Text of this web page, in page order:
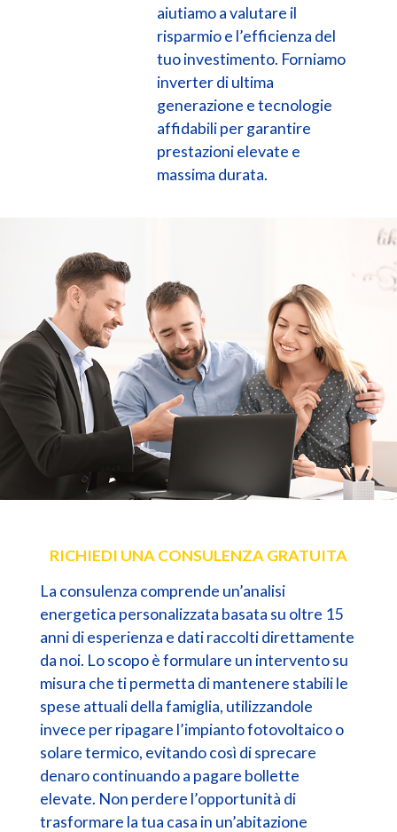
aiutiamo a valutare il
risparmio e l’efficienza del
tuo investimento. Forniamo
inverter di ultima
generazione e tecnologie
affidabili per garantire
prestazioni elevate e
massima durata.
RICHIEDI UNA CONSULENZA GRATUITA
La consulenza comprende un’analisi
energetica personalizzata basata su oltre 15
anni di esperienza e dati raccolti direttamente
da noi. Lo scopo è formulare un intervento su
misura che ti permetta di mantenere stabili le
spese attuali della famiglia, utilizzandole
invece per ripagare l’impianto fotovoltaico o
solare termico, evitando così di sprecare
denaro continuando a pagare bollette
elevate. Non perdere l’opportunità di
trasformare la tua casa in un’abitazione